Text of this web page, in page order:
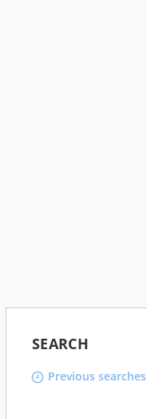
SEARCH
Previous searches